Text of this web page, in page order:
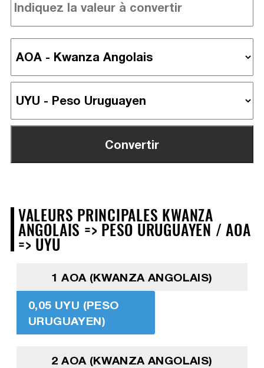
VALEURS PRINCIPALES KWANZA
ANGOLAIS => PESO URUGUAYEN / AOA
=> UYU
1 AOA (KWANZA ANGOLAIS)
0,05 UYU (PESO
URUGUAYEN)
2 AOA (KWANZA ANGOLAIS)